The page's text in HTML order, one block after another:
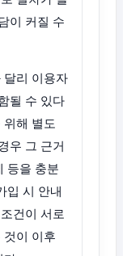
이 커질 수
달리 이용자
될 수 있다
해 별도
우 그 근거
등을 충분
입 시 안내
건이 서로
것이 이후